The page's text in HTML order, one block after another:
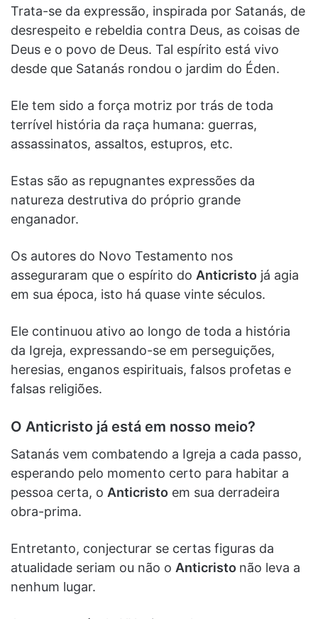
Trata-se da expressão, inspirada por Satanás, de
desrespeito e rebeldia contra Deus, as coisas de
Deus e o povo de Deus. Tal espírito está vivo
desde que Satanás rondou o jardim do Éden.
Ele tem sido a força motriz por trás de toda
terrível história da raça humana: guerras,
assassinatos, assaltos, estupros, etc.
Estas são as repugnantes expressões da
natureza destrutiva do próprio grande
enganador.
Os autores do Novo Testamento nos
asseguraram que o espírito do Anticristo já agia
em sua época, isto há quase vinte séculos.
Ele continuou ativo ao longo de toda a história
da Igreja, expressando-se em perseguições,
heresias, enganos espirituais, falsos profetas e
falsas religiões.
O Anticristo já está em nosso meio?
Satanás vem combatendo a Igreja a cada passo,
esperando pelo momento certo para habitar a
pessoa certa, o Anticristo em sua derradeira
obra-prima.
Entretanto, conjecturar se certas figuras da
atualidade seriam ou não o Anticristo não leva a
nenhum lugar.